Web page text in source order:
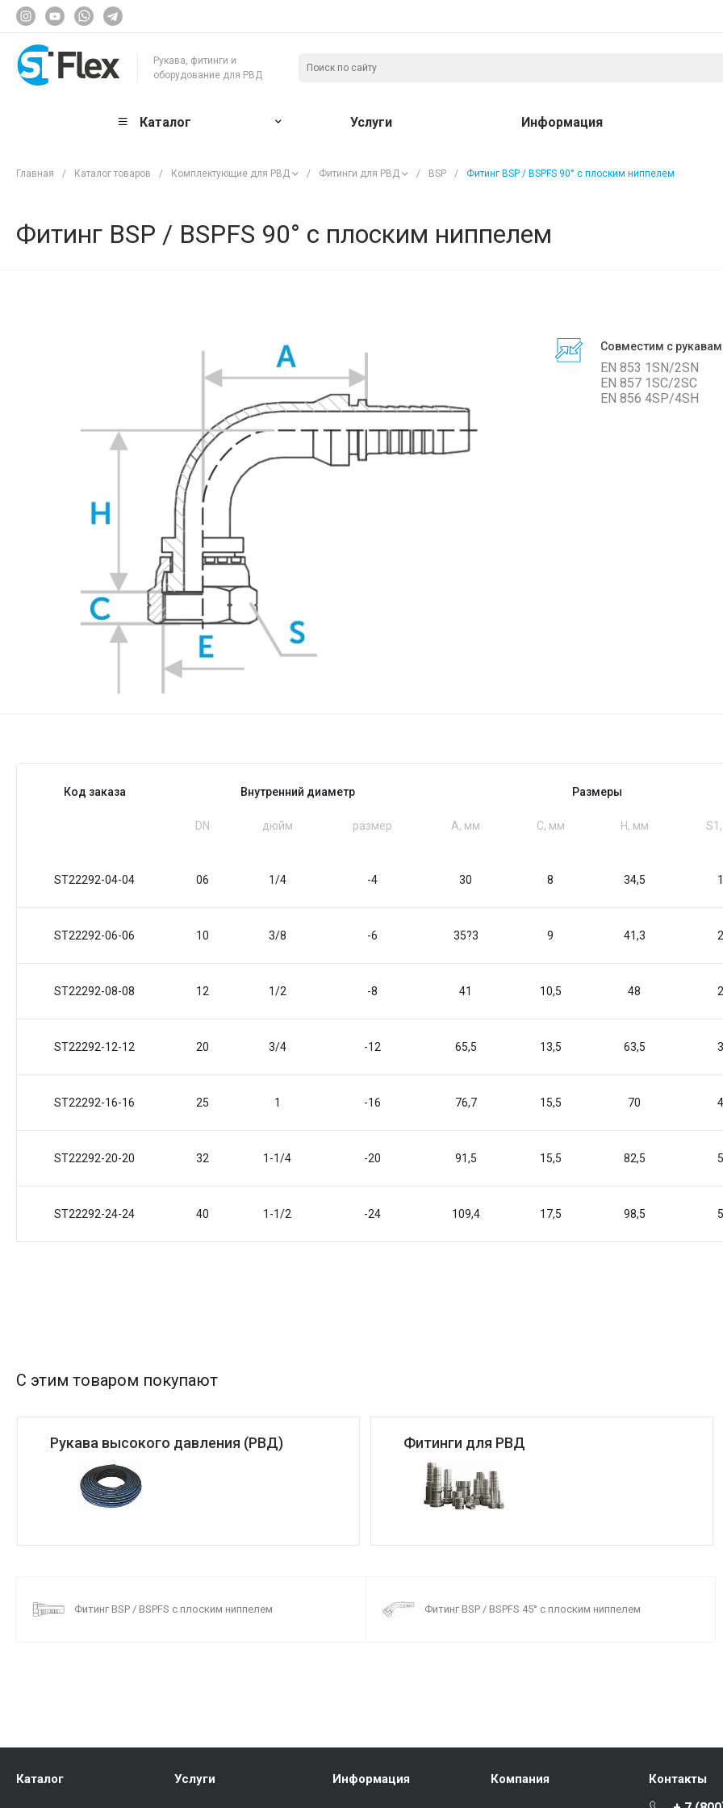
Рукава, фитинги и
оборудование для РВД
Каталог Услуги Информация
Главная / Каталог товаров / Комплектующие для РВД / Фитинги для РВД / BSP / Фитинг BSP / BSPFS 90° с плоским ниппелем
Фитинг BSP / BSPFS 90° с плоским ниппелем
Совместим с
EN 853 1SN/2SN
EN 857 1SC/2SС
EN 856 4SP/4SH
Код заказа Внутренний диаметр Размеры
DN дюйм размер A, мм C, мм H, мм
ST22292-04-04 06 1/4 -4 30 8 34,5
ST22292-06-06 10 3/8 -6 35?3 9 41,3
ST22292-08-08 12 1/2 -8 41 10,5 48
ST22292-12-12 20 3/4 -12 65,5 13,5 63,5
ST22292-16-16 25 1 -16 76,7 15,5 70
ST22292-20-20 32 1-1/4 -20 91,5 15,5 82,5
ST22292-24-24 40 1-1/2 -24 109,4 17,5 98,5
С этим товаром покупают
Рукава высокого давления (РВД) Фитинги для РВД
Фитинг BSP / BSPFS c плоским ниппелем Фитинг BSP / BSPFS 45° с плоским ниппелем
Каталог Услуги Информация Компания Контакты